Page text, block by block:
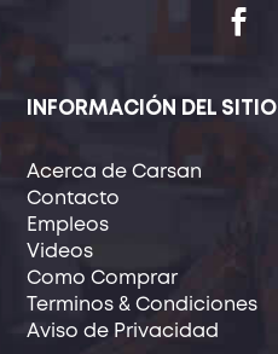
INFORMACIÓN DEL SITIO
Acerca de Carsan
Contacto
Empleos
Videos
Como Comprar
Terminos & Condiciones
Aviso de Privacidad